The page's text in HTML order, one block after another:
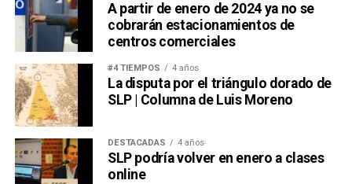
A partir de enero de 2024 ya no se
cobrarán estacionamientos de
centros comerciales
#4 TIEMPOS 4 años
La disputa por el triángulo dorado de
SLP | Columna de Luis Moreno
DESTACADAS 4 años
SLP podría volver en enero a clases
online